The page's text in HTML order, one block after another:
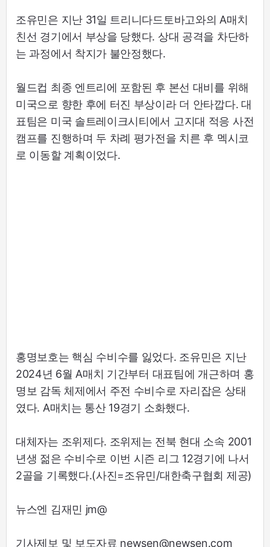
조유민은 지난 31일 트리니다드토바고와의 A매치
친선 경기에서 부상을 당했다. 상대 공격을 차단하
는 과정에서 착지가 불안정했다.
월드컵 최종 엔트리에 포함된 후 본선 대비를 위해
미국으로 향한 후에 터진 부상이라 더 안타깝다. 대
표팀은 미국 솔트레이크시티에서 고지대 적응 사전
캠프를 진행하며 두 차례 평가전을 치른 후 멕시코
로 이동할 계획이었다.
홍명보호는 핵심 수비수를 잃었다. 조유민은 지난
2024년 6월 A매치 기간부터 대표팀에 개근하며 홍
명보 감독 체제에서 주전 수비수로 자리잡은 상태
였다. A매치는 통산 19경기 소화했다.
대체자는 조위제다. 조위제는 전북 현대 소속 2001
년생 젊은 수비수로 이번 시즌 리그 12경기에 나서
2골을 기록했다.(사진=조유민/대한축구협회 제공)
뉴스엔 김재민 jm@
기사제보 및 보도자료 newsen@newsen.com